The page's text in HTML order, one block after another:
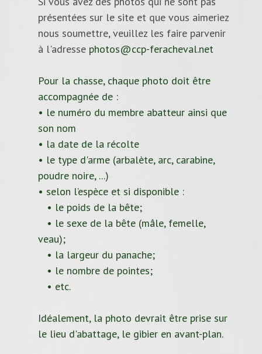
présentées sur le site et que vous aimeriez
nous soumettre, veuillez les faire parvenir
à l'adresse photos@ccp-feracheval.net
Pour la chasse, chaque photo doit être
accompagnée de :
• le numéro du membre abatteur ainsi que
son nom
• la date de la récolte
• le type d'arme (arbalète, arc, carabine,
poudre noire, ...)
• selon l’espèce et si disponible :
• le poids de la bête;
• le sexe de la bête (mâle, femelle,
veau);
• la largeur du panache;
• le nombre de pointes;
• etc.
Idéalement, la photo devrait être prise sur
le lieu d'abattage, le gibier en avant-plan.